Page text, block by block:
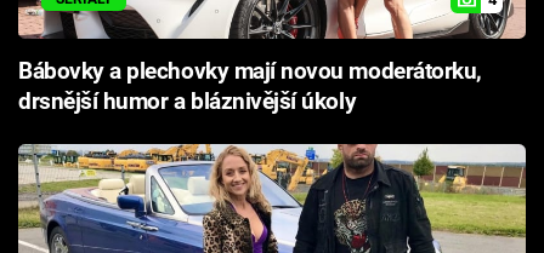
Bábovky a plechovky mají novou moderátorku,
drsnější humor a bláznivější úkoly